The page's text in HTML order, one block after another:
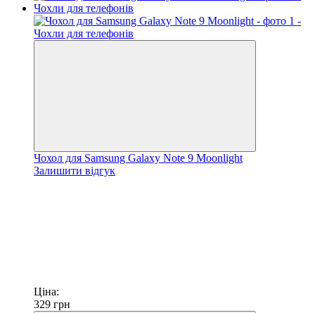
Чохол для Samsung Galaxy Note 9 Moonlight
Залишити відгук
Ціна:
329 грн